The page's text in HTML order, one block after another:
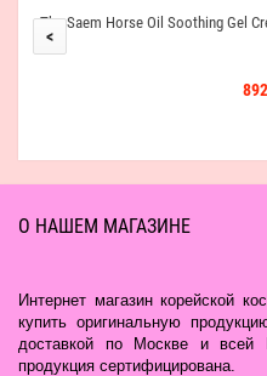
The Saem Horse Oil Soothing Gel
<
О НАШЕМ МАГАЗИНЕ
Интернет магазин корейской
купить оригинальную
доставкой по Москве и всей
продукция сертифицирована.